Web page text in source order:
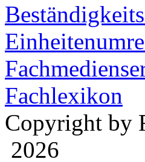
Fachlexikon
Copyright by
2026